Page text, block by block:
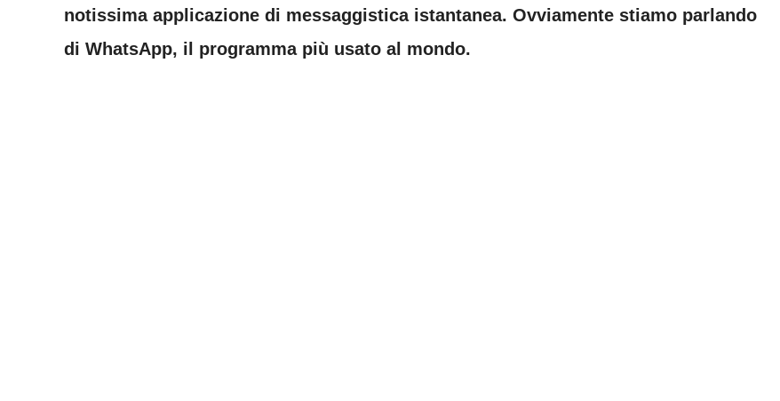
notissima applicazione di messaggistica istantanea. Ovviamente stiamo parlando
di WhatsApp, il programma più usato al mondo.